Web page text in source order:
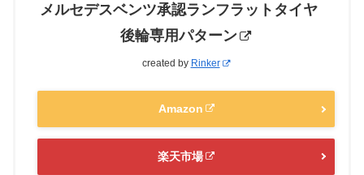
メルセデスベンツ承認ランフラットタイヤ
後輪専用パターン
created by Rinker
Amazon
楽天市場